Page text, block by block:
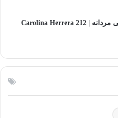
تستر اورجینال ادکلن ۲۱۲ وی آی پی مردانه | Carolina Herrera 212